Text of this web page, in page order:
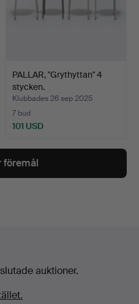
PALLAR, "Grythyttan" 4
stycken.
Klubbades 26 sep 2025
7 bud
101 USD
föremål
auktioner.